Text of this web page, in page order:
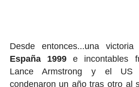
Desde entonces...una
España 1999e incontables
Lance Armstrong y el
condenaron un año tras otro al